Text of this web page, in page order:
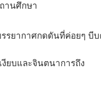
านศึกษา
รยากาศกดดันที่ค่อยๆ บี
ยบและจินตนาการถึง